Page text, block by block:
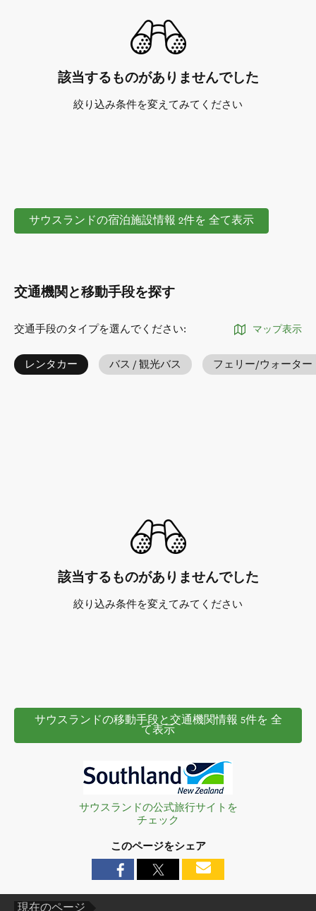
該当するものがありませんでした
絞り込み条件を変えてみてください
サウスランドの宿泊施設情報 2件を 全て表示
交通機関と移動手段を探す
交通手段のタイプを選んでください: マップ表示
レンタカー バス / 観光バス フェリー/ウォーター
該当するものがありませんでした
絞り込み条件を変えてみてください
サウスランドの移動手段と交通機関情報 5件を 全
て表示
サウスランドの公式旅行サイトを
チェック
このページをシェア
現在のページ